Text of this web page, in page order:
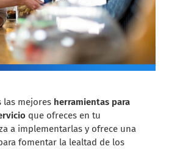
las mejores herramientas para
que ofreces en tu
a implementarlas y ofrece una
fomentar la lealtad de los